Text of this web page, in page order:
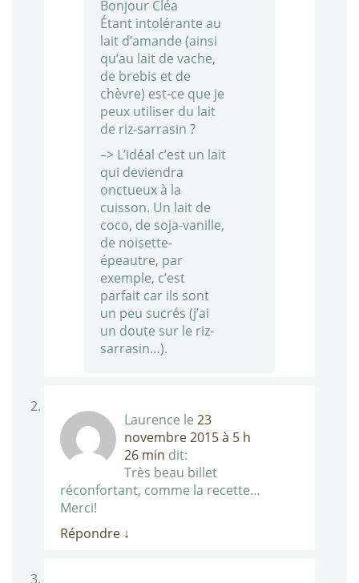
Bonjour Cléa
Étant intolérante au
lait d’amande (ainsi
qu’au lait de vache,
de brebis et de
chèvre) est-ce que je
peux utiliser du lait
de riz-sarrasin ?
–> L’idéal c’est un lait
qui deviendra
onctueux à la
cuisson. Un lait de
coco, de soja-vanille,
de noisette-
épeautre, par
exemple, c’est
parfait car ils sont
un peu sucrés (j’ai
un doute sur le riz-
sarrasin…).
Laurence le 23
novembre 2015 à 5 h
26 min dit:
Très beau billet
réconfortant, comme la recette…
Merci!
Répondre ↓